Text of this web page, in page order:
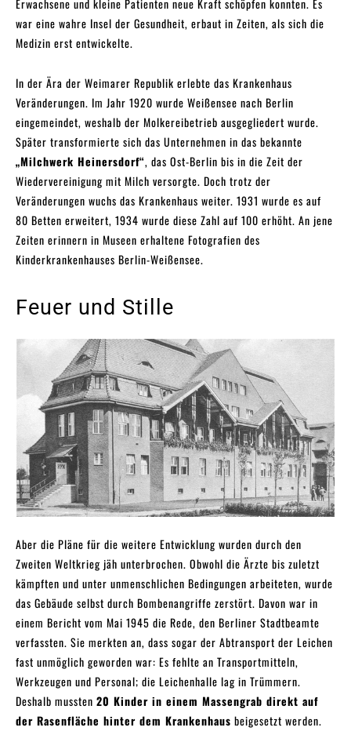
Erwachsene und kleine Patienten neue Kraft schöpfen konnten. Es
war eine wahre Insel der Gesundheit, erbaut in Zeiten, als sich die
Medizin erst entwickelte.
In der Ära der Weimarer Republik erlebte das Krankenhaus
Veränderungen. Im Jahr 1920 wurde Weißensee nach Berlin
eingemeindet, weshalb der Molkereibetrieb ausgegliedert wurde.
Später transformierte sich das Unternehmen in das bekannte
„Milchwerk Heinersdorf“, das Ost-Berlin bis in die Zeit der
Wiedervereinigung mit Milch versorgte. Doch trotz der
Veränderungen wuchs das Krankenhaus weiter. 1931 wurde es auf
80 Betten erweitert, 1934 wurde diese Zahl auf 100 erhöht. An jene
Zeiten erinnern in Museen erhaltene Fotografien des
Kinderkrankenhauses Berlin-Weißensee.
Feuer und Stille
Aber die Pläne für die weitere Entwicklung wurden durch den
Zweiten Weltkrieg jäh unterbrochen. Obwohl die Ärzte bis zuletzt
kämpften und unter unmenschlichen Bedingungen arbeiteten, wurde
das Gebäude selbst durch Bombenangriffe zerstört. Davon war in
einem Bericht vom Mai 1945 die Rede, den Berliner Stadtbeamte
verfassten. Sie merkten an, dass sogar der Abtransport der Leichen
fast unmöglich geworden war: Es fehlte an Transportmitteln,
Werkzeugen und Personal; die Leichenhalle lag in Trümmern.
Deshalb mussten 20 Kinder in einem Massengrab direkt auf
der Rasenfläche hinter dem Krankenhaus beigesetzt werden.